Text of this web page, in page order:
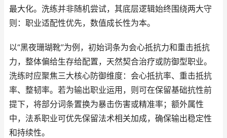
最大化。洗练并非随机尝试，其底层逻辑始终围绕两大守
则：职业适配性优先，数值成长性为本。
以“黑夜珊瑚靴”为例，初始词条为会心抵抗力和重击抵抗
力，整体偏给生存给配置，天然契合治疗或防御型职业。
洗练时应聚焦三大核心防御维度：会心抵抗率、重击抵抗
率、整韧率。若为输出职业运用，则可在保留基础抗性前
提下，将部分词条置换为暴击伤害或精准率；额外属性
中，法系职业可优先保留法术相关加成，确保输出稳定性
和持续性。